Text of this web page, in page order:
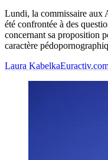
Lundi, la commissaire aux
été confrontée à des
concernant sa proposition
caractère
Laura Kabelka